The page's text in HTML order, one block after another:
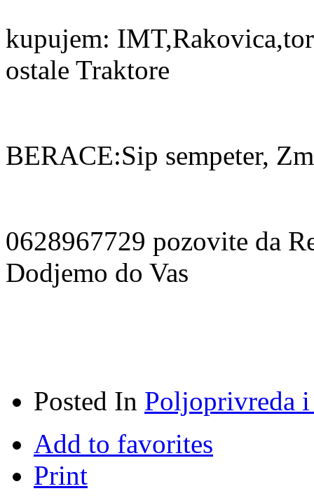
kupujem:
ostale Traktore
BERACE:Sip sempeter,
0628967729 pozovite da
Dodjemo do Vas
Posted In Poljoprivreda
Add to favorites
Print